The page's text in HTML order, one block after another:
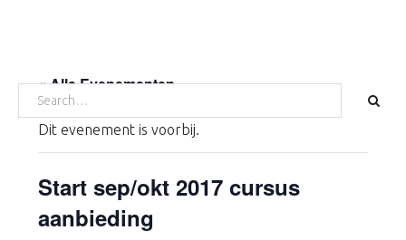
hoofd
inhoud
eerste
sidebar
voettekst
SEARCH
FOR:
« Alle Evenementen
Dit evenement is voorbij.
Start sep/okt 2017 cursus
aanbieding